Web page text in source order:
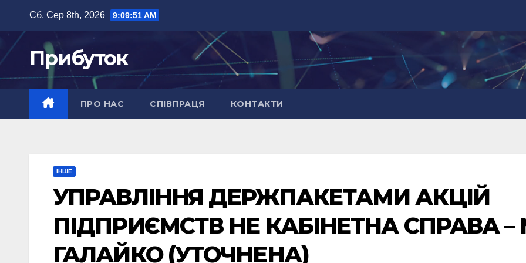
вмісту
Сб. Сер 8th, 2026 9:09:52 AM
Прибуток
ПРО НАС СПІВПРАЦЯ КОНТАКТИ
ІНШЕ
УПРАВЛІННЯ ДЕРЖПАКЕТАМИ АКЦІЙ
ПІДПРИЄМСТВ НЕ КАБІНЕТНА СПРАВА –
ГАЛАЙКО (УТОЧНЕНА)